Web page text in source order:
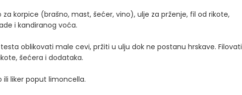
korpice (brašno, mast, šećer, vino), ulje za prženje, fil od rikote,
i kandiranog voća.
oblikovati male cevi, pržiti u ulju dok ne postanu hrskave. Filovati
šećera i dodataka.
ili liker poput limoncella.